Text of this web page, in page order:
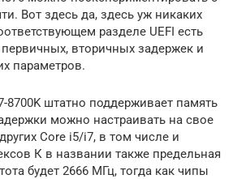
Вот здесь да, здесь уж никаких
разделе UEFI есть
вторичных задержек и
параметров.
8700K штатно поддерживает память
можно настраивать на свое
Core i5/i7, в том числе и
К в названии также предельная
будет 2666 МГц, тогда как чипы